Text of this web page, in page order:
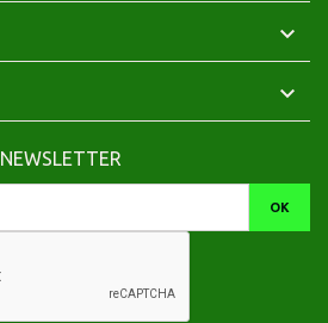


NEWSLETTER